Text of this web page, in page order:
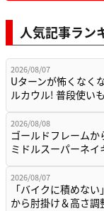
人気記事ラン
2026/08/07
Uターンが怖くなく
ルカウル! 普段使い
2026/08/08
ゴールドフレーム
ミドルスーパーネ
2026/08/07
「バイクに積めな
から肘掛け＆高さ